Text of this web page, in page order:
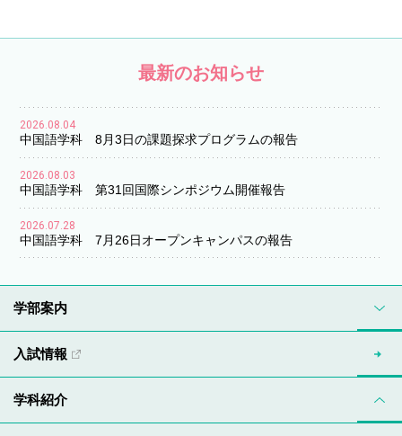
最新のお知らせ
2026.08.04
中国語学科 8月3日の課題探求プログラムの報告
2026.08.03
中国語学科 第31回国際シンポジウム開催報告
2026.07.28
中国語学科 7月26日オープンキャンパスの報告
学部案内
入試情報
学科紹介